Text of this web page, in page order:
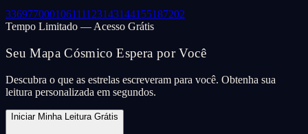
336977000106111123143144155187202
Tempo Limitado — Acesso Grátis
Seu Mapa Cósmico Espera por Você
Descubra o que as estrelas escreveram para você. Obtenha sua
leitura personalizada em segundos.
Iniciar Minha Leitura Grátis